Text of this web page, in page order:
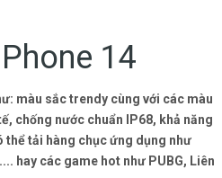
14
màu sắc trendy cùng với các màu
chống nước chuẩn IP68, khả năng
thể tải hàng chục ứng dụng như
hay các game hot như PUBG, Liên